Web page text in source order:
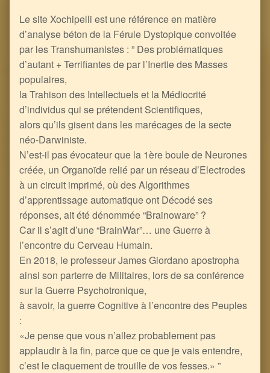
Le site Xochipelli est une référence en matière
d’analyse béton de la Férule Dystopique convoitée
par les Transhumanistes : ” Des problématiques
d’autant + Terrifiantes de par l’Inertie des Masses
populaires,
la Trahison des Intellectuels et la Médiocrité
d’individus qui se prétendent Scientifiques,
alors qu’ils gisent dans les marécages de la secte
néo-Darwiniste.
N’est-il pas évocateur que la 1ère boule de Neurones
créée, un Organoïde relié par un réseau d’Electrodes
à un circuit imprimé, où des Algorithmes
d’apprentissage automatique ont Décodé ses
réponses, ait été dénommée “Brainoware” ?
Car il s’agit d’une “BrainWar”… une Guerre à
l’encontre du Cerveau Humain.
En 2018, le professeur James Giordano apostropha
ainsi son parterre de Militaires, lors de sa conférence
sur la Guerre Psychotronique,
à savoir, la guerre Cognitive à l’encontre des Peuples
:
«Je pense que vous n’allez probablement pas
applaudir à la fin, parce que ce que je vais entendre,
c’est le claquement de trouille de vos fesses.» ”